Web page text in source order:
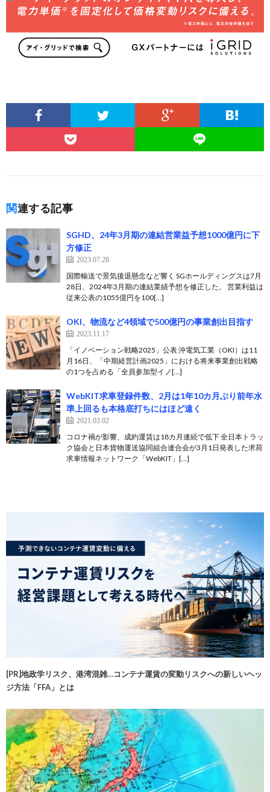
関連する記事
SGHD、24年3月期の連結営業益予想1000億円に下
方修正
2023.07.28
国際輸送で景気後退懸念など響く SGホールディングスは7月
28日、2024年3月期の連結業績予想を修正した。 営業利益は
従来公表の1055億円を100[…]
OKI、物流など4領域で500億円の事業創出目指す
2023.11.17
「イノベーション戦略2025」公表 沖電気工業（OKI）は11
月16日、「中期経営計画2025」における将来事業創出戦略
の1つを占める「全員参加型イノ[…]
WebKIT求車登録件数、2月は1年10カ月ぶり前年水
準上回るも本格底打ちにはほど遠く
2021.03.02
コロナ禍が影響、成約運賃は18カ月連続で低下 全日本トラッ
ク協会と日本貨物運送協同組合連合会が3月1日発表した求荷
求車情報ネットワーク「WebKIT」[…]
[PR]地政学リスク、港湾混雑…コンテナ運賃の変動リスクへの新しいヘッ
ジ方法「FFA」とは